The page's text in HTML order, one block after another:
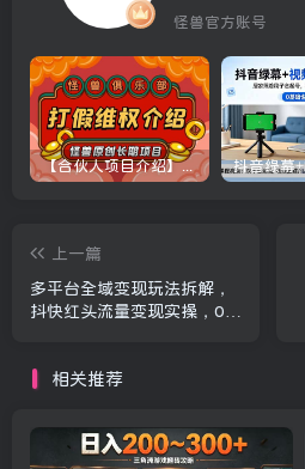
怪兽官方账号
【合伙人项目介绍】打假维权项目介绍
上一篇
多平台全域变现玩法拆解，
抖快红头流量变现实操，0粉
相关推荐